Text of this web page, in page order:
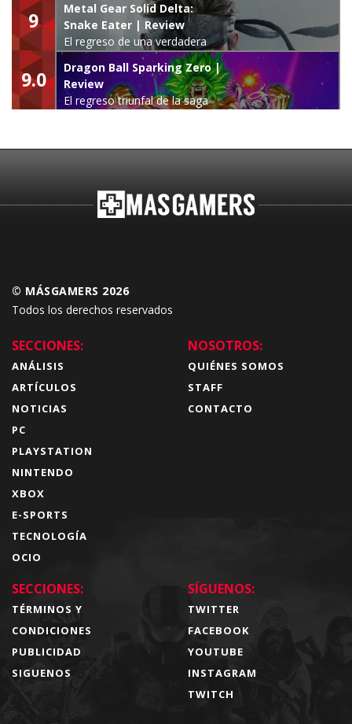
9
Metal Gear Solid Delta:
Snake Eater | Review
El regreso de una verdadera
leyenda
9.0
Dragon Ball Sparking Zero |
Review
El regreso triunfal de la saga
© MÁSGAMERS 2026
Todos los derechos reservados
SECCIONES:
ANÁLISIS
ARTÍCULOS
NOTICIAS
PC
PLAYSTATION
NINTENDO
XBOX
E-SPORTS
TECNOLOGÍA
OCIO
NOSOTROS:
QUIÉNES SOMOS
STAFF
CONTACTO
SECCIONES:
TÉRMINOS Y
CONDICIONES
PUBLICIDAD
SIGUENOS
SÍGUENOS:
TWITTER
FACEBOOK
YOUTUBE
INSTAGRAM
TWITCH